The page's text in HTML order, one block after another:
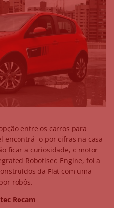
entre os carros para
encontrá-lo por cifras na casa
ficar a curiosidade, o motor
Robotised Engine, foi a
da Fiat com uma
robôs.
Rocam